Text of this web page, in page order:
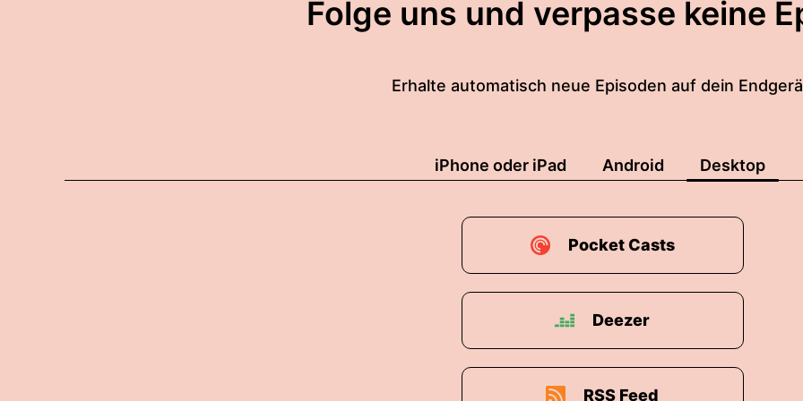
Folge uns und verpasse keine
Erhalte automatisch neue Episoden auf dein
iPhone oder iPad Android Desktop
Pocket Casts
Deezer
RSS Feed